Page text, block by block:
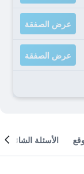
عرض الصفقة
عرض الصفقة
الأسئلة الشائعة